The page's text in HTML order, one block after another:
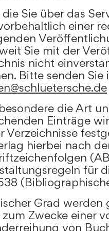
Sie über das
einer
Sie mit der
nicht
Bitte senden Sie
die Art
Einträge
Verzeichnisse
hierbei nach
für
Grad werden
Zwecke einer
von